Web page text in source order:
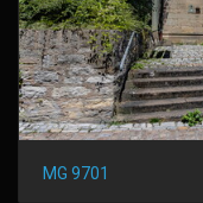
MG 9701